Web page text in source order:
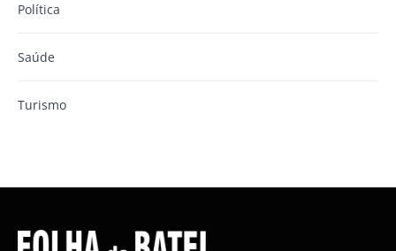
Política
Saúde
Turismo